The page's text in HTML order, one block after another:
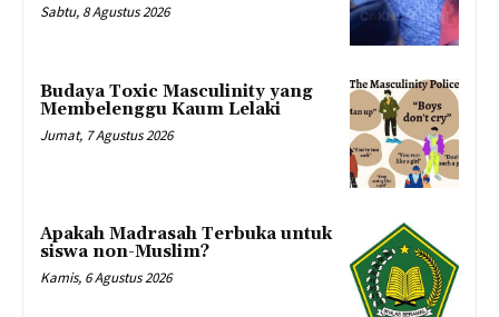
Sabtu, 8 Agustus 2026
Budaya Toxic Masculinity yang
Membelenggu Kaum Lelaki
Jumat, 7 Agustus 2026
Apakah Madrasah Terbuka untuk
siswa non-Muslim?
Kamis, 6 Agustus 2026